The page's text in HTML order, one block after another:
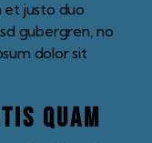
et justo duo
gubergren, no
dolor sit
quam